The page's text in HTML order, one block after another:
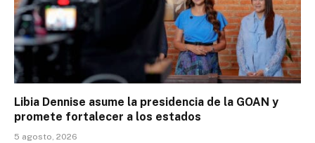
Libia Dennise asume la presidencia de la GOAN y
promete fortalecer a los estados
5 agosto, 2026